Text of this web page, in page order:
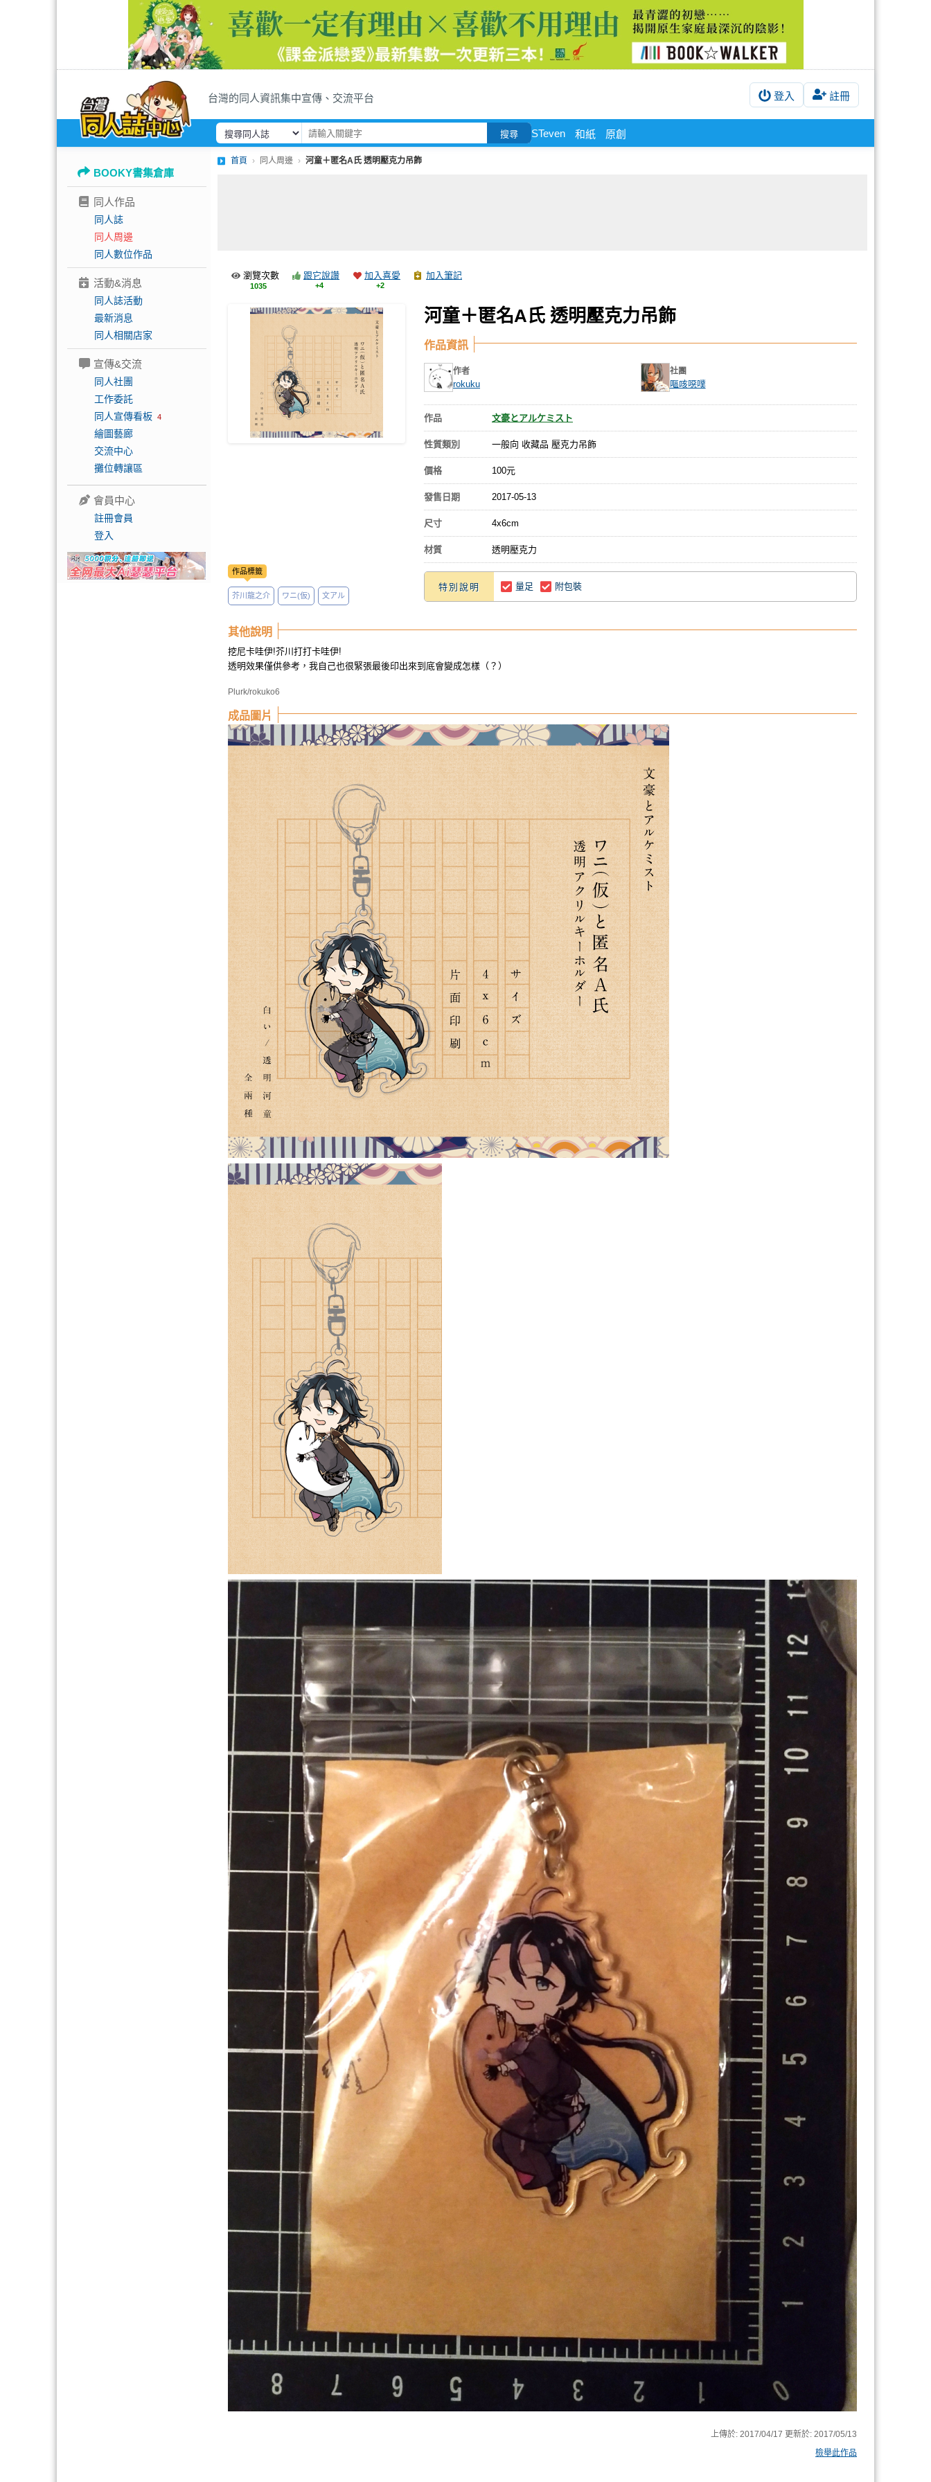
台灣的同人資訊集中宣傳、交流平台 登入 註冊
搜尋 STeven 和紙 原創
BOOKY書集倉庫
同人作品
同人誌
同人周邊
同人數位作品
活動&消息
同人誌活動
最新消息
同人相關店家
宣傳&交流
同人社團
工作委託
同人宣傳看板 4
繪圖藝廊
交流中心
攤位轉讓區
會員中心
註冊會員
登入
首頁 同人周邊 河童＋匿名A氏 透明壓克力吊飾
瀏覽次數
1035
跟它說讚
+4
加入喜愛
+2
加入筆記
河童＋匿名A氏 透明壓克力吊飾
作品標籤
芥川龍之介 ワニ(仮) 文アル
作品資訊
作者
rokuku
社團
嘔咳噁噗
作品 文豪とアルケミスト
性質類別 一般向 收藏品 壓克力吊飾
價格 100元
發售日期 2017-05-13
尺寸 4x6cm
材質 透明壓克力
特別說明 量足 附包裝
其他說明
挖尼卡哇伊!芥川打打卡哇伊!
透明效果僅供參考，我自己也很緊張最後印出來到底會變成怎樣（？）
Plurk/rokuko6
成品圖片
上傳於: 2017/04/17 更新於: 2017/05/13
檢舉此作品